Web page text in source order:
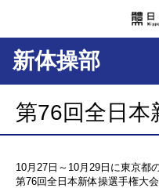
新体操部
第76回全日本
10月27日～10月29日に東京都
第76回全日本新体操選手権大